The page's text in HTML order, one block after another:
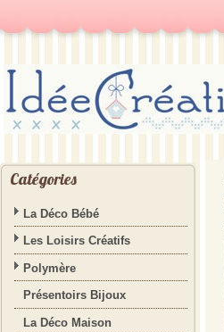
Catégories
La Déco Bébé
Les Loisirs Créatifs
Polymère
Présentoirs Bijoux
La Déco Maison